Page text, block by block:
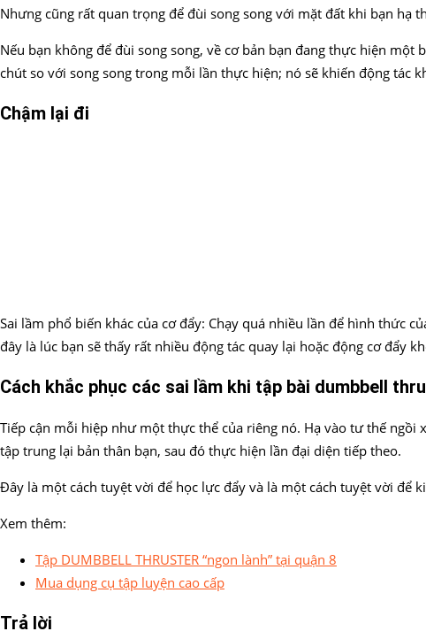
Nhưng cũng rất quan trọng để đùi song song với mặt đất khi bạn hạ
Nếu bạn không để đùi song song, về cơ bản bạn đang thực hiện
chút so với song song trong mỗi lần thực hiện; nó sẽ khiến động tác
Chậm lại đi
Sai lầm phổ biến khác của cơ đẩy: Chạy quá nhiều lần để hình thức
đây là lúc bạn sẽ thấy rất nhiều động tác quay lại hoặc động cơ đẩy
Cách khắc phục các sai lầm khi tập bài dumbbell
Tiếp cận mỗi hiệp như một thực thể của riêng nó. Hạ vào tư thế
tập trung lại bản thân bạn, sau đó thực hiện lần đại diện tiếp theo.
Đây là một cách tuyệt vời để học lực đẩy và là một cách tuyệt vời để
Xem thêm:
Tập DUMBBELL THRUSTER “ngon lành” tại quận 8
Mua dụng cụ tập luyện cao cấp
Trả lời